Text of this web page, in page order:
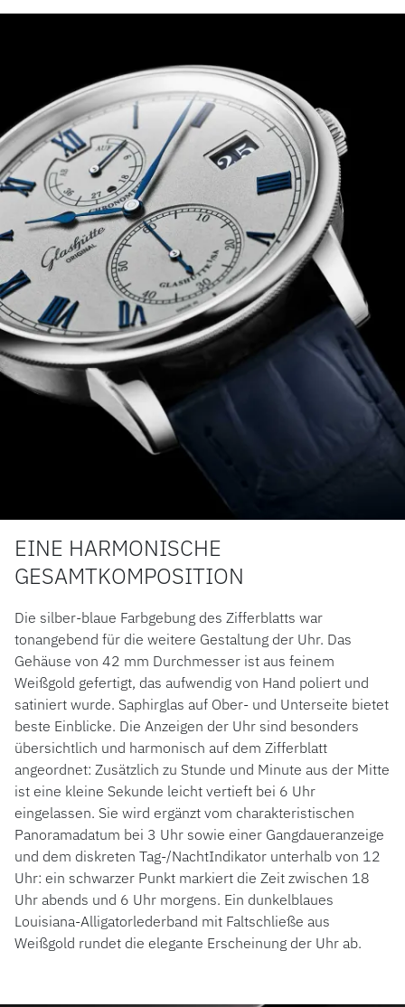
EINE HARMONISCHE
GESAMTKOMPOSITION
Die silber-blaue Farbgebung des Zifferblatts war
tonangebend für die weitere Gestaltung der Uhr. Das
Gehäuse von 42 mm Durchmesser ist aus feinem
Weißgold gefertigt, das aufwendig von Hand poliert und
satiniert wurde. Saphirglas auf Ober- und Unterseite bietet
beste Einblicke. Die Anzeigen der Uhr sind besonders
übersichtlich und harmonisch auf dem Zifferblatt
angeordnet: Zusätzlich zu Stunde und Minute aus der Mitte
ist eine kleine Sekunde leicht vertieft bei 6 Uhr
eingelassen. Sie wird ergänzt vom charakteristischen
Panoramadatum bei 3 Uhr sowie einer Gangdaueranzeige
und dem diskreten Tag-/NachtIndikator unterhalb von 12
Uhr: ein schwarzer Punkt markiert die Zeit zwischen 18
Uhr abends und 6 Uhr morgens. Ein dunkelblaues
Louisiana-Alligatorlederband mit Faltschließe aus
Weißgold rundet die elegante Erscheinung der Uhr ab.